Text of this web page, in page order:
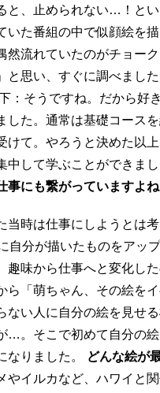
と、止められない…！と
いた番組の中で似顔絵を
然流れていたのがチョー
と思い、すぐに調べました
：そうですね。だから好
た。通常は基礎コース
けて。やろうと決めた以
して学ぶことができまし
にも繋がっていますよね
当時は仕事にしようとは
自分が描いたものをアッ
趣味から仕事へと変化し
ら「萌ちゃん、その絵を
ない人に自分の絵を見せ
…。そこで初めて自分の
なりました。
どんな絵が
やイルカなど、ハワイと